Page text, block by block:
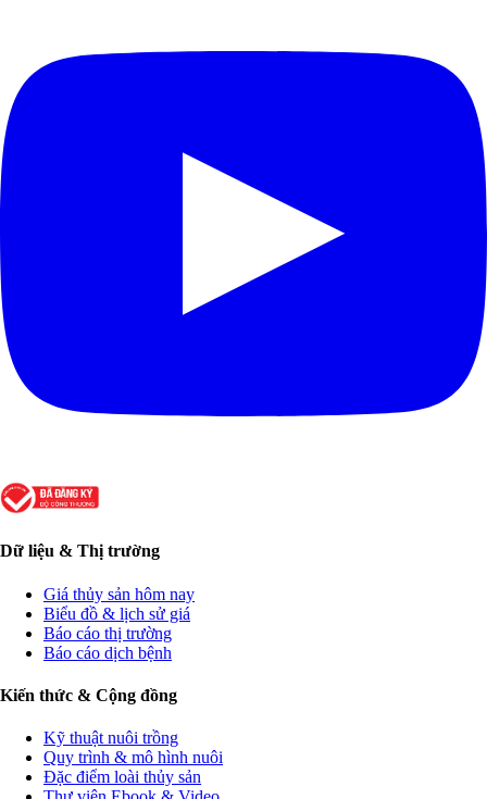
Dữ liệu & Thị trường
Giá thủy sản hôm nay
Biểu đồ & lịch sử giá
Báo cáo thị trường
Báo cáo dịch bệnh
Kiến thức & Cộng đồng
Kỹ thuật nuôi trồng
Quy trình & mô hình nuôi
Đặc điểm loài thủy sản